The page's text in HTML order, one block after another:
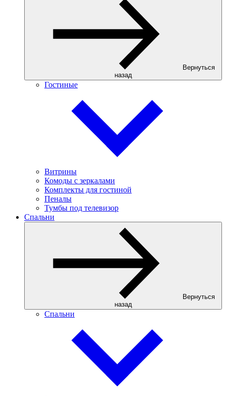
Вернуться
назад
Гостиные
Витрины
Комоды с зеркалами
Комплекты для гостиной
Пеналы
Тумбы под телевизор
Спальни
Вернуться
назад
Спальни